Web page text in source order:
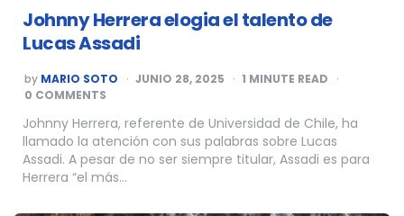
Johnny Herrera elogia el talento de
Lucas Assadi
POSTED
BY
by MARIO SOTO JUNIO 28, 2025 1 MINUTE READ
0 COMMENTS
Johnny Herrera, referente de Universidad de Chile, ha
llamado la atención con sus palabras sobre Lucas
Assadi. A pesar de no ser siempre titular, Assadi es para
Herrera “el más…